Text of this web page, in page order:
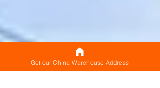
Get our China Warehouse Address